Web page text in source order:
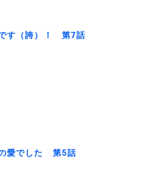
す（誇）！ 第7話
愛でした 第5話